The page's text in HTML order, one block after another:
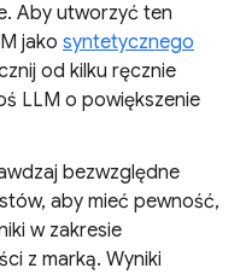
Aby utworzyć ten
jako syntetycznego
od kilku ręcznie
LLM o powiększenie
bezwzględne
aby mieć pewność,
w zakresie
z marką. Wyniki